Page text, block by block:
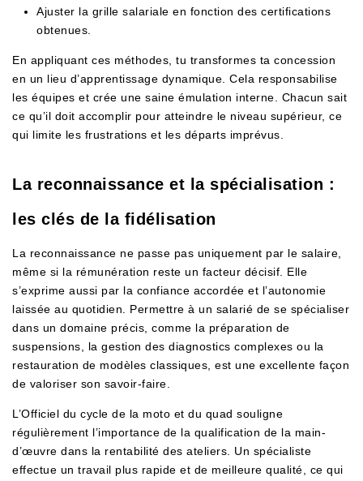
Ajuster la grille salariale en fonction des certifications
obtenues.
En appliquant ces méthodes, tu transformes ta concession
en un lieu d’apprentissage dynamique. Cela responsabilise
les équipes et crée une saine émulation interne. Chacun sait
ce qu’il doit accomplir pour atteindre le niveau supérieur, ce
qui limite les frustrations et les départs imprévus.
La reconnaissance et la spécialisation :
les clés de la fidélisation
La reconnaissance ne passe pas uniquement par le salaire,
même si la rémunération reste un facteur décisif. Elle
s’exprime aussi par la confiance accordée et l’autonomie
laissée au quotidien. Permettre à un salarié de se spécialiser
dans un domaine précis, comme la préparation de
suspensions, la gestion des diagnostics complexes ou la
restauration de modèles classiques, est une excellente façon
de valoriser son savoir-faire.
L’Officiel du cycle de la moto et du quad souligne
régulièrement l’importance de la qualification de la main-
d’œuvre dans la rentabilité des ateliers. Un spécialiste
effectue un travail plus rapide et de meilleure qualité, ce qui